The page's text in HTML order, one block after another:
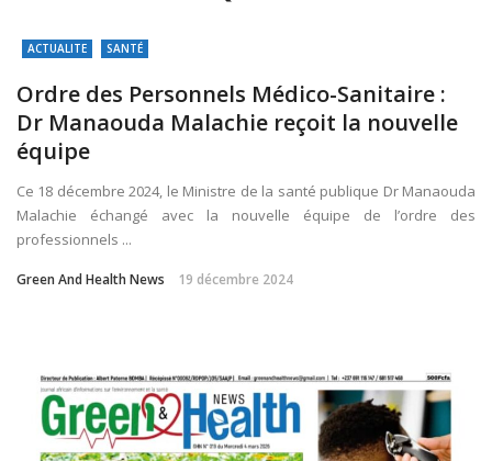
ACTUALITE SANTÉ
Ordre des Personnels Médico-Sanitaire :
Dr Manaouda Malachie reçoit la nouvelle
équipe
Ce 18 décembre 2024, le Ministre de la santé publique Dr Manaouda
Malachie échangé avec la nouvelle équipe de l’ordre des
professionnels ...
Green And Health News 19 décembre 2024